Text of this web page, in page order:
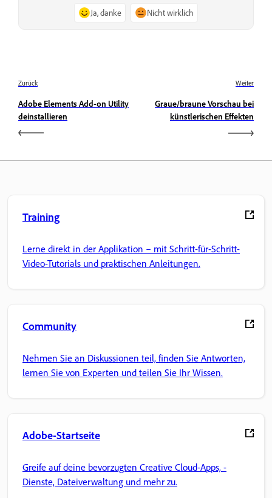
Ja, danke Nicht wirklich
Zurück
Adobe Elements Add-on Utility
deinstallieren
Weiter
Graue/braune Vorschau bei
künstlerischen Effekten
Training
Lerne direkt in der Applikation – mit Schritt-für-Schritt-
Video-Tutorials und praktischen Anleitungen.
Community
Nehmen Sie an Diskussionen teil, finden Sie Antworten,
lernen Sie von Experten und teilen Sie Ihr Wissen.
Adobe-Startseite
Greife auf deine bevorzugten Creative Cloud-Apps, -
Dienste, Dateiverwaltung und mehr zu.